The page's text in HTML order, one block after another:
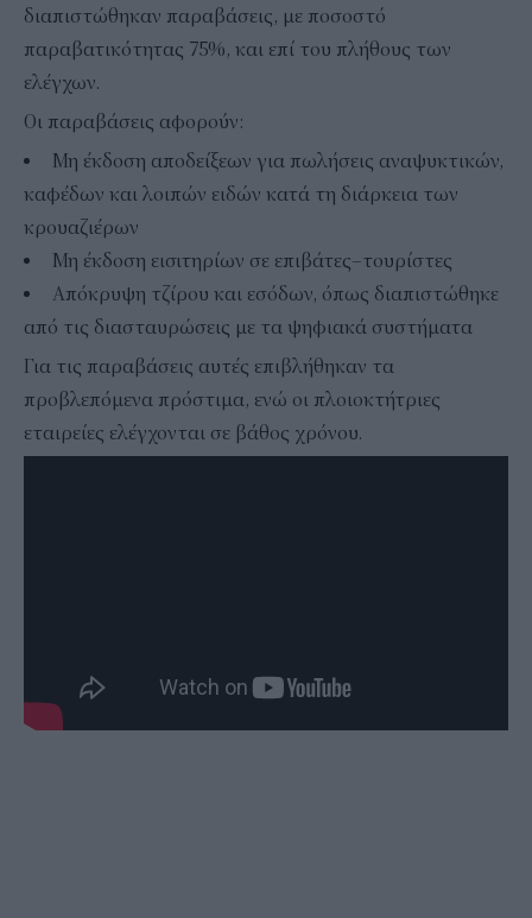
διαπιστώθηκαν παραβάσεις, με ποσοστό
παραβατικότητας 75%, και επί του πλήθους των
ελέγχων.
Οι παραβάσεις αφορούν:
Μη έκδοση αποδείξεων για πωλήσεις αναψυκτικών,
καφέδων και λοιπών ειδών κατά τη διάρκεια των
κρουαζιέρων
Μη έκδοση εισιτηρίων σε επιβάτες–τουρίστες
Απόκρυψη τζίρου και εσόδων, όπως διαπιστώθηκε
από τις διασταυρώσεις με τα ψηφιακά συστήματα
Για τις παραβάσεις αυτές επιβλήθηκαν τα
προβλεπόμενα πρόστιμα, ενώ οι πλοιοκτήτριες
εταιρείες ελέγχονται σε βάθος χρόνου.